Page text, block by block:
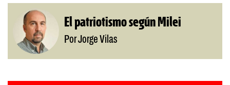
El patriotismo según Milei
Por Jorge Vilas